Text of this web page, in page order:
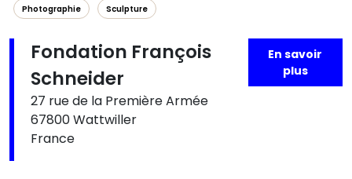
Photographie Sculpture
Fondation François
Schneider
27 rue de la Première Armée
67800 Wattwiller
France
En savoir
plus